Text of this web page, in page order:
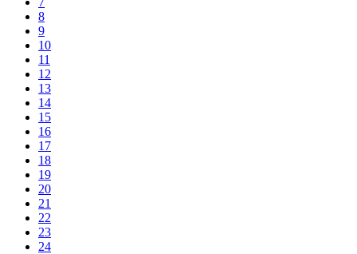
8
9
10
11
12
13
14
15
16
17
18
19
20
21
22
23
24